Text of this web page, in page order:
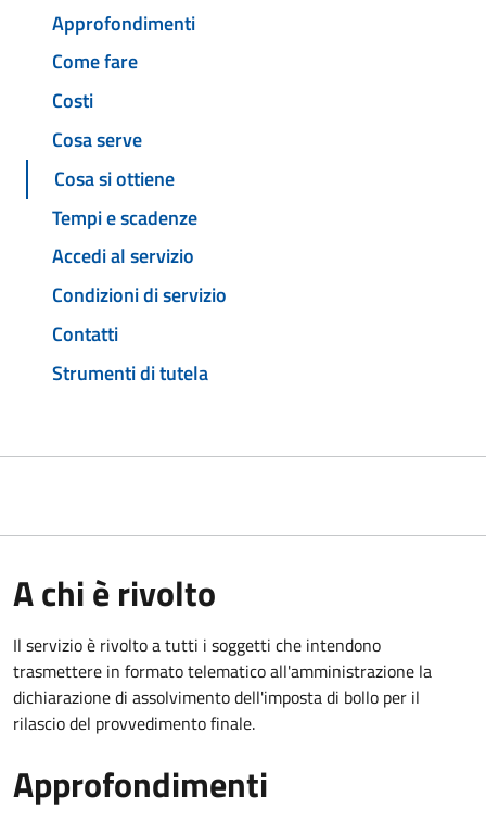
Approfondimenti
Come fare
Costi
Cosa serve
Cosa si ottiene
Tempi e scadenze
Accedi al servizio
Condizioni di servizio
Contatti
Strumenti di tutela
A chi è rivolto
Il servizio è rivolto a tutti i soggetti che intendono
trasmettere in formato telematico all'amministrazione la
dichiarazione di assolvimento dell'imposta di bollo per il
rilascio del provvedimento finale.
Approfondimenti